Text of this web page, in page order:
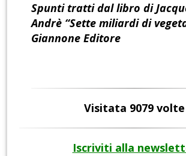
Spunti tratti dal libro di
Andrè “Sette miliardi di
Giannone Editore
Visitata 9079 volte
Iscriviti alla